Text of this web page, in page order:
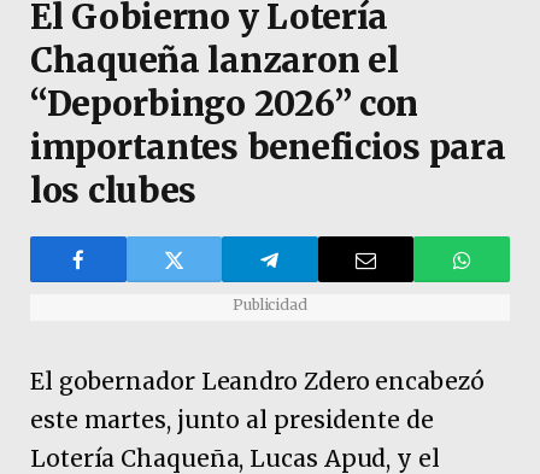
El Gobierno y Lotería
Chaqueña lanzaron el
“Deporbingo 2026” con
importantes beneficios para
los clubes
Publicidad
El gobernador Leandro Zdero encabezó
este martes, junto al presidente de
Lotería Chaqueña, Lucas Apud, y el